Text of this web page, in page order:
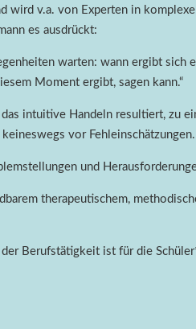
v.a. von Experten in
es ausdrückt:
warten: wann ergibt
Moment ergibt, sagen kann.“
intuitive Handeln resultiert, zu
vor Fehleinschätzungen.
und
therapeutischem,
Berufstätigkeit ist für die